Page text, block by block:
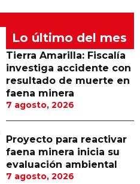
Lo último del mes
Tierra Amarilla: Fiscalía
investiga accidente con
resultado de muerte en
faena minera
7 agosto, 2026
Proyecto para reactivar
faena minera inicia su
evaluación ambiental
7 agosto, 2026